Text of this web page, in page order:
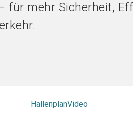
für mehr Sicherheit,
HallenplanVideo